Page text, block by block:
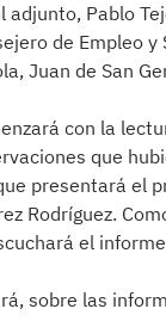
adjunto, Pablo
de Empleo y
Juan de San
con la
que
presentará el
Rodríguez.
el
sobre las